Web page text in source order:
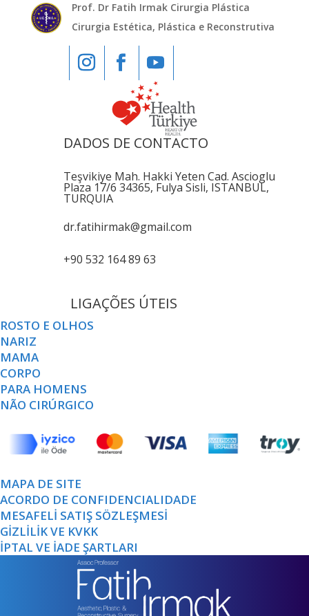
Prof. Dr Fatih Irmak Cirurgia Plástica
Cirurgia Estética, Plástica e Reconstrutiva
DADOS DE CONTACTO
Teşvikiye Mah. Hakki Yeten Cad. Ascioglu
Plaza 17/6 34365, Fulya Sisli, ISTANBUL,
TURQUIA
dr.fatihirmak@gmail.com
+90 532 164 89 63
LIGAÇÕES ÚTEIS
ROSTO E OLHOS
NARIZ
MAMA
CORPO
PARA HOMENS
NÃO CIRÚRGICO
MAPA DE SITE
ACORDO DE CONFIDENCIALIDADE
MESAFELİ SATIŞ SÖZLEŞMESİ
GİZLİLİK VE KVKK
İPTAL VE İADE ŞARTLARI